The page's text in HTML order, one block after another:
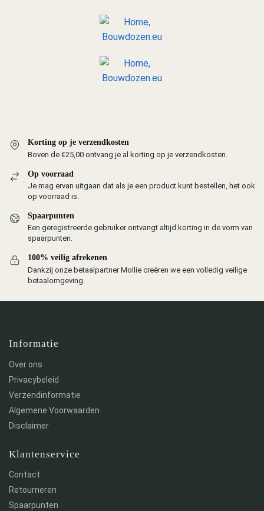
Korting op je verzendkosten
Boven de €25,00 ontvang je al korting op je verzendkosten.
Op voorraad
Je mag ervan uitgaan dat als je een product kunt bestellen, het ook
op voorraad is.
Spaarpunten
Een geregistreerde gebruiker ontvangt altijd korting in de vorm van
spaarpunten.
100% veilig afrekenen
Dankzij onze betaalpartner Mollie creëren we een volledig veilige
betaalomgeving.
Informatie
Over ons
Privacybeleid
Verzendinformatie
Algemene Voorwaarden
Disclaimer
Klantenservice
Contact
Retourneren
Spaarpunten